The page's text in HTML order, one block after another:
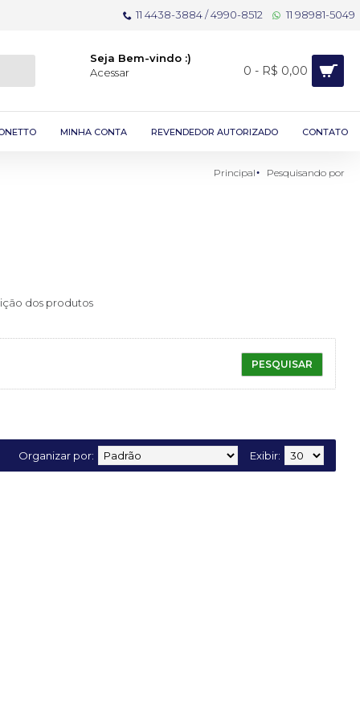
11 4438-3884 / 4990-8512 11 98981-5049
Seja Bem-vindo :)
Acessar
0 - R$ 0,00
CONTATO
REVENDEDOR AUTORIZADO
MINHA CONTA
Principal Pesquisando por
dos produtos
Exibir:
Organizar por: